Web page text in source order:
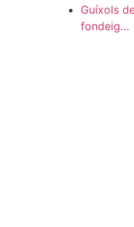
Guíxols
fondeig…